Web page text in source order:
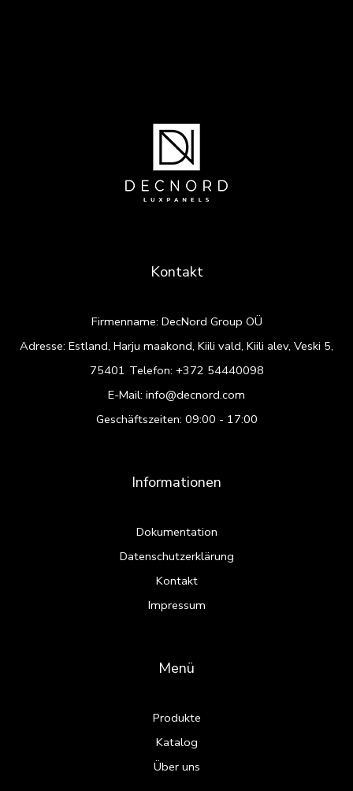
Kontakt
Firmenname: DecNord Group OÜ
Adresse: Estland, Harju maakond, Kiili vald, Kiili alev, Veski 5,
75401 Telefon: +372 54440098
E-Mail: info@decnord.com
Geschäftszeiten: 09:00 - 17:00
Informationen
Dokumentation
Datenschutzerklärung
Kontakt
Impressum
Menü
Produkte
Katalog
Über uns